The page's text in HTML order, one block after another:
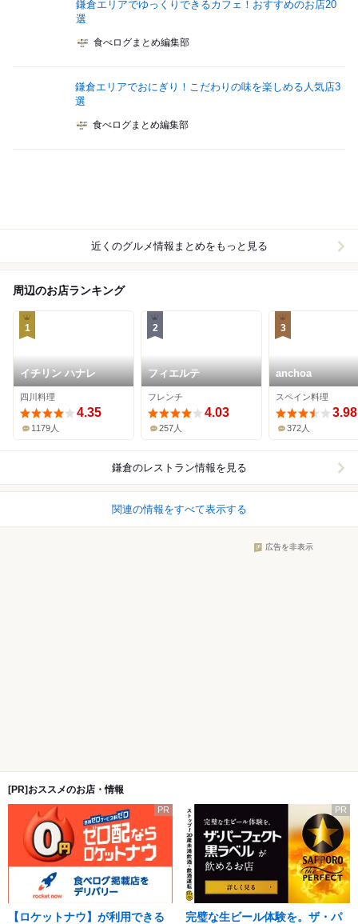
鎌倉エリアでゆっくりできるカフェ！おすすめのお店20
選
食べログまとめ編集部
鎌倉エリアでおにぎり！こだわりの味を楽しめる人気店3
選
食べログまとめ編集部
近くのグルメ情報まとめをもっと見る
周辺のお店ランキング
1
イチリン ハナレ
四川料理
4.35
1179人
2
フィエルテ
フレンチ
4.03
257人
3
anchoa
スペイン料理
3.98
372人
鎌倉のレストラン情報を見る
関連の情報をすべて表示する
広告を非表示
[PR]おススメのお店・情報
PR
【ロケットナウ】が利用できる
PR
完璧な生ビール体験を。ザ・パ